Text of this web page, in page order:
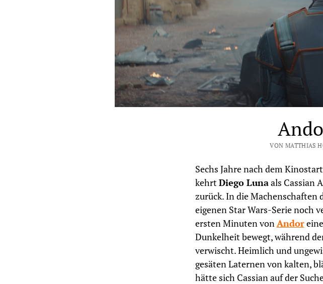
VON MATTHIAS
Sechs Jahre nach dem
kehrtDiego Lunaals Cassian
zurück. In die Machenschaften
eigenen Star Wars-Serie noch
ersten Minuten vonAndor
Dunkelheit bewegt, während
verwischt. Heimlich und
gesäten Laternen von kalten,
hätte sich Cassian auf der